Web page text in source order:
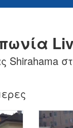
Shirahama